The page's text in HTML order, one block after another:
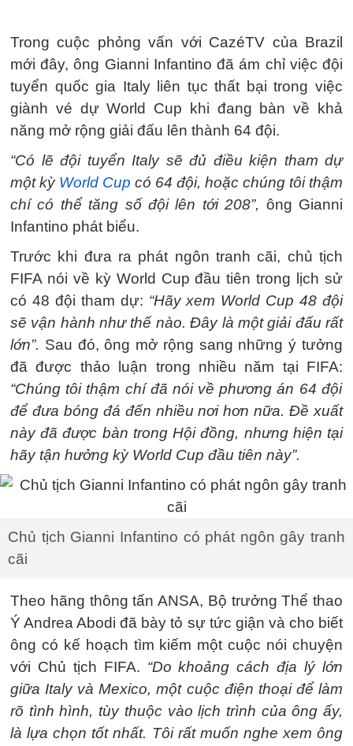
Trong cuộc phỏng vấn với CazéTV của Brazil
mới đây, ông Gianni Infantino đã ám chỉ việc đội
tuyển quốc gia Italy liên tục thất bại trong việc
giành vé dự World Cup khi đang bàn về khả
năng mở rộng giải đấu lên thành 64 đội.
“Có lẽ đội tuyển Italy sẽ đủ điều kiện tham dự
một kỳ World Cup có 64 đội, hoặc chúng tôi thậm
chí có thể tăng số đội lên tới 208”, ông Gianni
Infantino phát biểu.
Trước khi đưa ra phát ngôn tranh cãi, chủ tịch
FIFA nói về kỳ World Cup đầu tiên trong lịch sử
có 48 đội tham dự: “Hãy xem World Cup 48 đội
sẽ vận hành như thế nào. Đây là một giải đấu rất
lớn”. Sau đó, ông mở rộng sang những ý tưởng
đã được thảo luận trong nhiều năm tại FIFA:
“Chúng tôi thậm chí đã nói về phương án 64 đội
để đưa bóng đá đến nhiều nơi hơn nữa. Đề xuất
này đã được bàn trong Hội đồng, nhưng hiện tại
hãy tận hưởng kỳ World Cup đầu tiên này”.
Chủ tịch Gianni Infantino có phát ngôn gây tranh
cãi
Theo hãng thông tấn ANSA, Bộ trưởng Thể thao
Ý Andrea Abodi đã bày tỏ sự tức giận và cho biết
ông có kế hoạch tìm kiếm một cuộc nói chuyện
với Chủ tịch FIFA. “Do khoảng cách địa lý lớn
giữa Italy và Mexico, một cuộc điện thoại để làm
rõ tình hình, tùy thuộc vào lịch trình của ông ấy,
là lựa chọn tốt nhất. Tôi rất muốn nghe xem ông